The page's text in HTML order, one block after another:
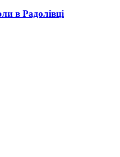
в Радолівці